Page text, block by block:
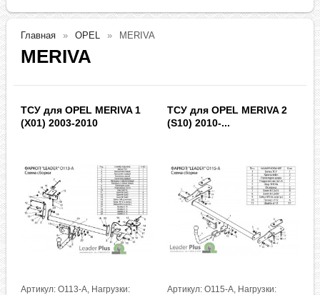
Главная OPEL MERIVA
MERIVA
ТСУ для OPEL MERIVA 1
(X01) 2003-2010
Артикул: O113-A, Нагрузки:
ТСУ для OPEL MERIVA 2
(S10) 2010-...
Артикул: O115-A, Нагрузки: